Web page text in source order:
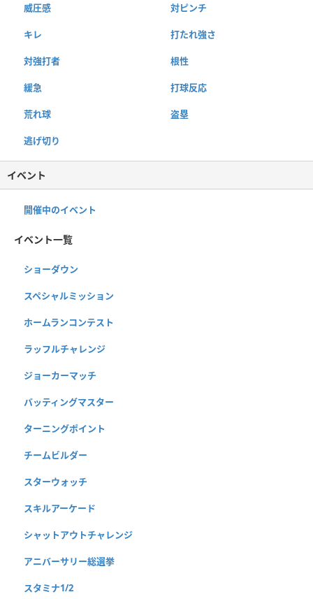
威圧感 対ピンチ
キレ 打たれ強さ
対強打者 根性
緩急 打球反応
荒れ球 盗塁
逃げ切り
イベント
開催中のイベント
イベント一覧
ショーダウン
スペシャルミッション
ホームランコンテスト
ラッフルチャレンジ
ジョーカーマッチ
バッティングマスター
ターニングポイント
チームビルダー
スターウォッチ
スキルアーケード
シャットアウトチャレンジ
アニバーサリー総選挙
スタミナ1/2